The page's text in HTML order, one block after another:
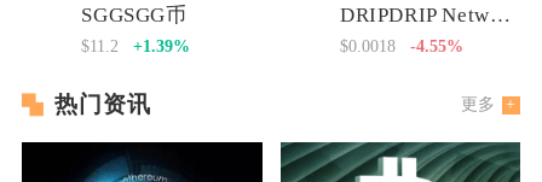
SGGSGG币
$11.2 +1.39%
DRIPDRIP Network
$0.0018 -4.55%
热门资讯 更多